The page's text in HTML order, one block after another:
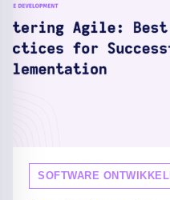
SOFTWARE